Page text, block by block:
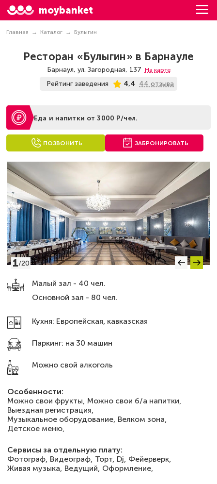
moybanket
Главная Каталог Булыгин
Ресторан «Булыгин» в Барнауле
Барнаул, ул. Загородная, 137 На карте
Рейтинг заведения 4,4 44 отзыва
Еда и напитки от 3000 Р/чел.
ПОЗВОНИТЬ ЗАБРОНИРОВАТЬ
Малый зал - 40 чел.
Основной зал - 80 чел.
Кухня: Европейская, кавказская
Паркинг: на 30 машин
Можно свой алкоголь
Особенности:
Можно свои фрукты, Можно свои б/а напитки,
Выездная регистрация,
Музыкальное оборудование, Велком зона,
Детское меню,
Сервисы за отдельную плату:
Фотограф, Видеограф, Торт, Dj, Фейерверк,
Живая музыка, Ведущий, Оформление,
1/20